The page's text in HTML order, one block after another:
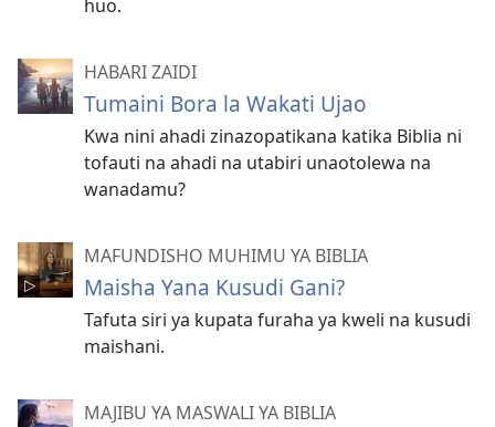
huo.
HABARI ZAIDI
Tumaini Bora la Wakati Ujao
Kwa nini ahadi zinazopatikana katika Biblia ni
tofauti na ahadi na utabiri unaotolewa na
wanadamu?
MAFUNDISHO MUHIMU YA BIBLIA
Maisha Yana Kusudi Gani?
Tafuta siri ya kupata furaha ya kweli na kusudi
maishani.
MAJIBU YA MASWALI YA BIBLIA